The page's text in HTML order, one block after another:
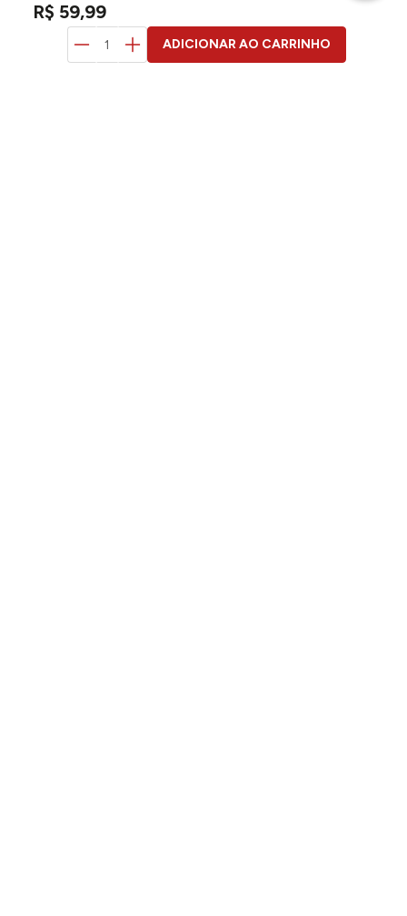
R$ 59,99
ADICIONAR AO CARRINHO
duvidas? pergunte aqui